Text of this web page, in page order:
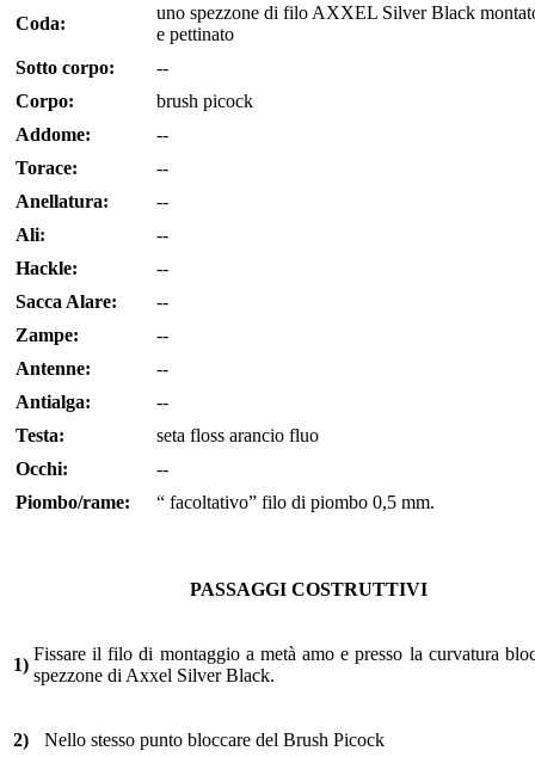
Coda:
uno spezzone di filo AXXEL Silver Black
e pettinato
Sotto corpo:
--
Corpo:
brush picock
Addome:
--
Torace:
--
Anellatura:
--
Ali:
--
Hackle:
--
Sacca Alare:
--
Zampe:
--
Antenne:
--
Antialga:
--
Testa:
seta floss arancio fluo
Occhi:
--
Piombo/rame:
“ facoltativo” filo di piombo 0,5 mm.
PASSAGGI COSTRUTTIVI
1)
Fissare il filo di montaggio a metà amo e presso la curvatura
spezzone di Axxel Silver Black.
2) Nello stesso punto bloccare del Brush Picock